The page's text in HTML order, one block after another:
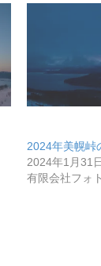
2024年美幌峠
2024年1月31
有限会社フォ